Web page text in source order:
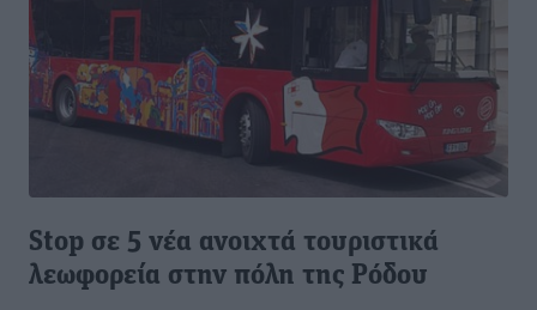
Stop σε 5 νέα ανοιχτά τουριστικά
λεωφορεία στην πόλη της Ρόδου